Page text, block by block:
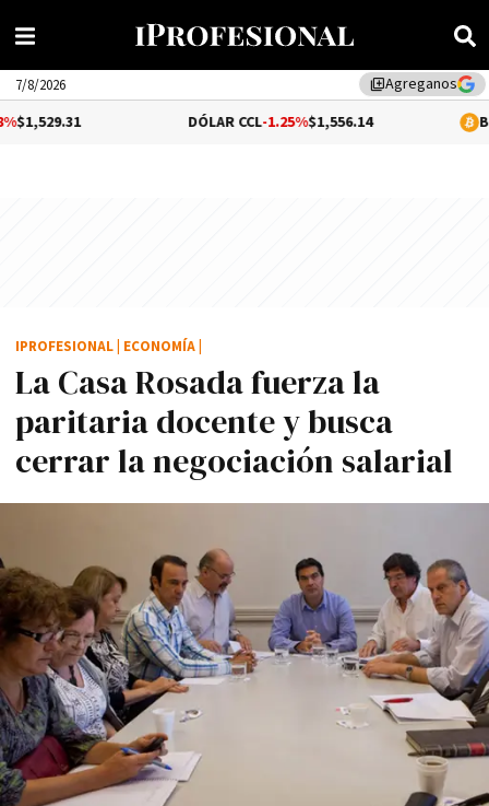
library_addAgreganos
7/8/2026
DÓLAR CCL-1.25%$1,556.14 BITCOIN
La Casa Rosada fuerza la
paritaria docente y busca
cerrar la negociación salarial
IPROFESIONAL ECONOMÍA